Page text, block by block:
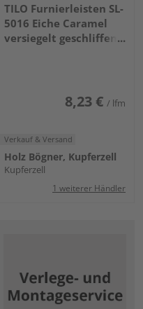
TILO Furnierleisten SL-
5016 Eiche Caramel
versiegelt geschliffen
8,23 € / lfm
Verkauf & Versand
Holz Bögner, Kupferzell
Kupferzell
1 weiterer Händler